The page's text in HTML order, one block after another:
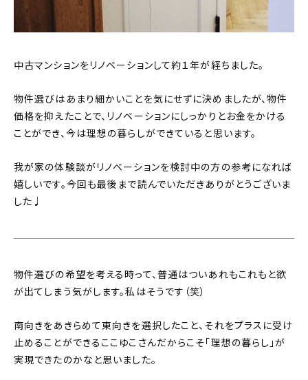
中古マンションをリノベーションして約１年が経ちました。
物件選びはあまり細かいことを気にせずに決めましたが、物件
価格を抑えたことで、リノベーションにしっかりとお金をかける
ことができ、今は理想の暮らしができていると思います。
我が家の体験談がリノベーションを検討中の方の参考になれば
嬉しいです。今回も最後まで読んでいただきありがとうございま
した♩
物件選びの希望を考える時って、普通はついあれもこれもと欲
が出てしまう気がします。私はそうです（笑）
南向きをあきらめて東向きを選択したこと、それをプラスに受け
止めることができるここゆこさんだからこそ「理想の暮らし」が
実現できたのかなと思いました。